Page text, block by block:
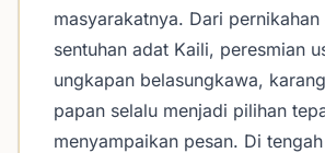
masyarakatnya. Dari pernikahan
sentuhan adat Kaili, peresmian
ungkapan belasungkawa,
papan selalu menjadi pilihan
menyampaikan pesan. Di